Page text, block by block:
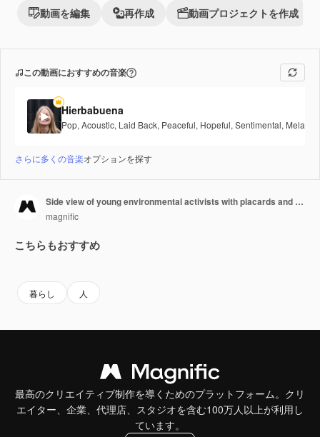
動画を編集 再作成 動画プロジェクトを作成
この動画におすすめの音楽
Hierbabuena
Pop, Acoustic, Laid Back, Peaceful, Hopeful, Sentimental,
さらに多くの音楽オプションを探す
Side view of young environmental activists with placards and megaphone walking and protesting against climate change inaction
magnific
こちらもおすすめ
暮らし 人
最高のクリエイティブ制作を導くためのプラットフォーム。クリ
エイター、企業、代理店、スタジオを含む100万人以上が利用し
ています。